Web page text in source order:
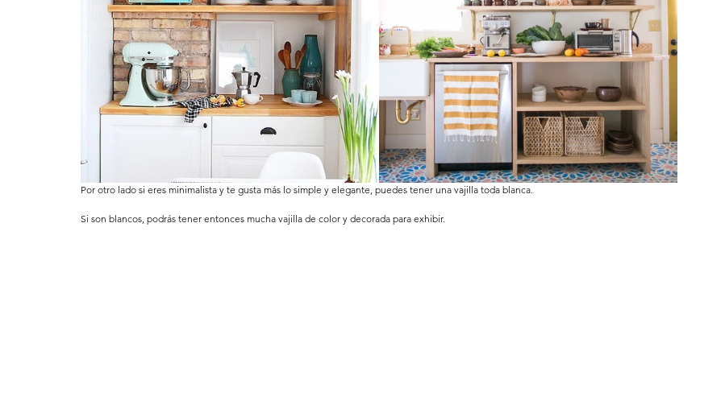
Por otro lado si eres minimalista y te gusta más lo simple y elegante, puedes tener una vajilla toda blanca.
Si son blancos, podrás tener entonces mucha vajilla de color y decorada para exhibir.